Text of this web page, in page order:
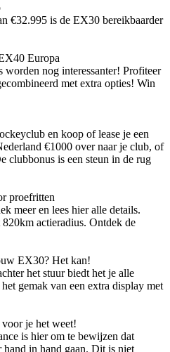
€32.995 is de EX30 bereikbaarder
Europa
nog interessanter! Profiteer
met extra opties! Win
en koop of lease je een
€1000 over naar je club, of
clubbonus is een steun in de rug
proefritten
meer en lees hier alle details.
actieradius. Ontdek de
EX30? Het kan!
het stuur biedt het je alle
gemak van een extra display met
je het weet!
is hier om te bewijzen dat
in hand gaan. Dit is niet